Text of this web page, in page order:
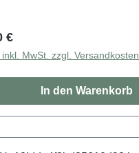
Preis:
€
inkl. MwSt. zzgl. Versandkosten
In den Warenkorb